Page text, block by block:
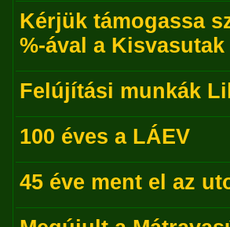
Kérjük támogassa
%-ával a
Felújítási munkák
100 éves a LÁEV
45 éve ment el az